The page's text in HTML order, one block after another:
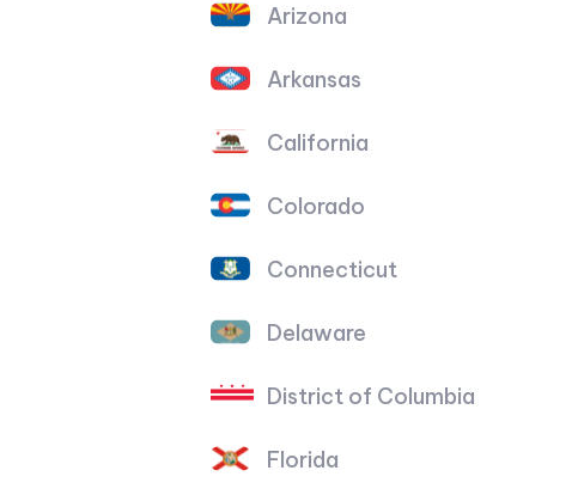
Arizona
Arkansas
California
Colorado
Connecticut
Delaware
District of Columbia
Florida